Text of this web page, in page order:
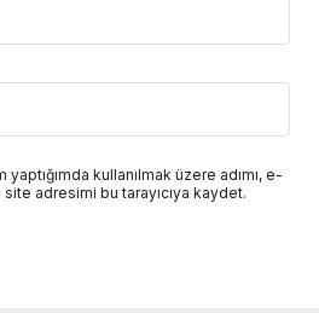
kullanılmak üzere adımı, e-
adresimi bu tarayıcıya kaydet.